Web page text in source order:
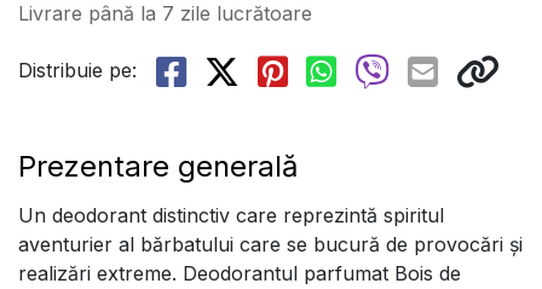
Livrare până la 7 zile lucrătoare
Distribuie pe:
Prezentare generală
Un deodorant distinctiv care reprezintă spiritul
aventurier al bărbatului care se bucură de provocări și
realizări extreme. Deodorantul parfumat Bois de